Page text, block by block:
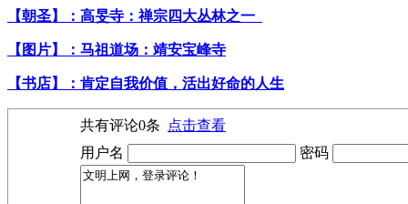
【朝圣】：高旻寺：禅宗四大丛林之一
【图片】：马祖道场：靖安宝峰寺
【书店】：肯定自我价值，活出好命的人生
共有评论0条
点击查看
用户名
密码